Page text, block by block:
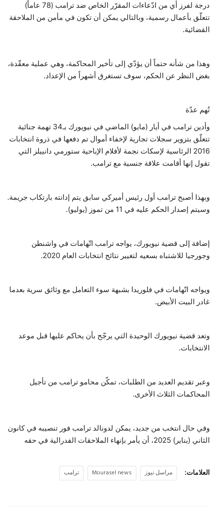
درجة لفرز أي من ادّعاءات المقرّر الخاص ضد ترامب (78 عاماً)
تتعلّق بأعمال رسمية، وبالتالي يمكن أن تكون في مأمن من الملاحقة
القضائية.
وهذا من شأنه حتماً أن يؤدّي إلى تأخير المحاكمة، وهي عملية معقّدة،
بغض النظر عن الحكم، سوف تستغرق أشهراً من الإعداد.
تُهم عدّة
وأدين ترامب في أيار (مايو) الماضي في نيويورك بـ34 تهمة جنائية
تتعلّق بتزوير سجلات تجارية لإخفاء أموال تم دفعها في ذروة انتخابات
2016 الرئاسية لإسكات نجمة لأفلام الإباحية ستورمي دانييلز التي
تقول إنها أقامت علاقة جنسية مع ترامب.
وبهذا أصبح ترامب أول رئيس أميركي سابق يتم إدانته بارتكاب جريمة.
وسيتم إصدار الحكم عليه في 11 من تموز (يوليو).
إضافة إلى قضية نيويورك، يواجه ترامب اتّهامات في واشنطن
وجورجيا للاشتباه بسعيه لتغيير نتائج انتخابات العام 2020.
ويواجه اتّهامات في فلوريدا بشبهة سوء التعامل مع وثائق سرية بعدما
غادر البيت الأبيض.
وتعد قضية نيويورك الوحيدة التي يرجّح بأن يحاكم عليها قبل موعد
الانتخابات.
وعبر تقديم العديد من الطلبات، تمكّن محامو ترامب من تأجيل
المحاكمات الثلاث الأخرى.
وفي حال انتخب من جديد، يمكن لدونالد ترامب فور تنصيبه في كانون
الثاني (يناير) 2025، أن يأمر بإنهاء الملاحقات الفدرالية في حقه
العلامات: مراسل نيوز Mourasel news ترامب